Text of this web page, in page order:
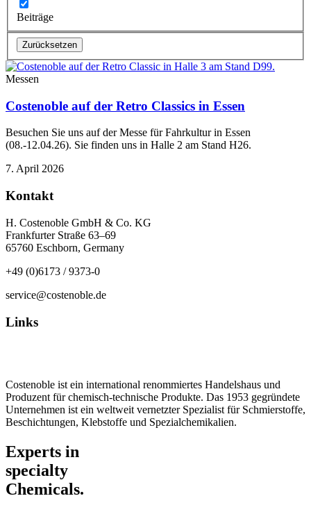
Beiträge
Zurücksetzen
Messen
Costenoble auf der Retro Classics in Essen
Besuchen Sie uns auf der Messe für Fahrkultur in Essen
(08.-12.04.26). Sie finden uns in Halle 2 am Stand H26.
7. April 2026
Kontakt
H. Costenoble GmbH & Co. KG
Frankfurter Straße 63–69
65760 Eschborn, Germany
+49 (0)6173 / 9373-0
service@costenoble.de
Links
Costenoble ist ein international renommiertes Handelshaus und
Produzent für chemisch-technische Produkte. Das 1953 gegründete
Unternehmen ist ein weltweit vernetzter Spezialist für Schmierstoffe,
Beschichtungen, Klebstoffe und Spezialchemikalien.
Experts in
specialty
Chemicals.